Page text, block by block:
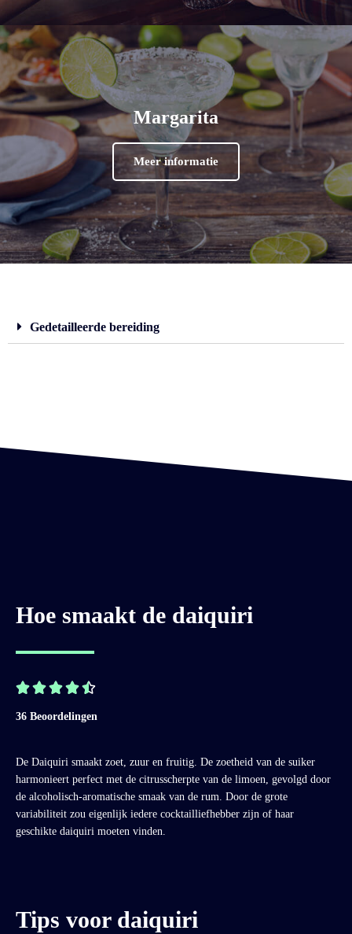
Margarita
Meer informatie
Gedetailleerde bereiding
Hoe smaakt de daiquiri

36 Beoordelingen
De Daiquiri smaakt zoet, zuur en fruitig. De zoetheid van de suiker
harmonieert perfect met de citrusscherpte van de limoen, gevolgd door
de alcoholisch-aromatische smaak van de rum. Door de grote
variabiliteit zou eigenlijk iedere cocktailliefhebber zijn of haar
geschikte daiquiri moeten vinden.
Tips voor daiquiri